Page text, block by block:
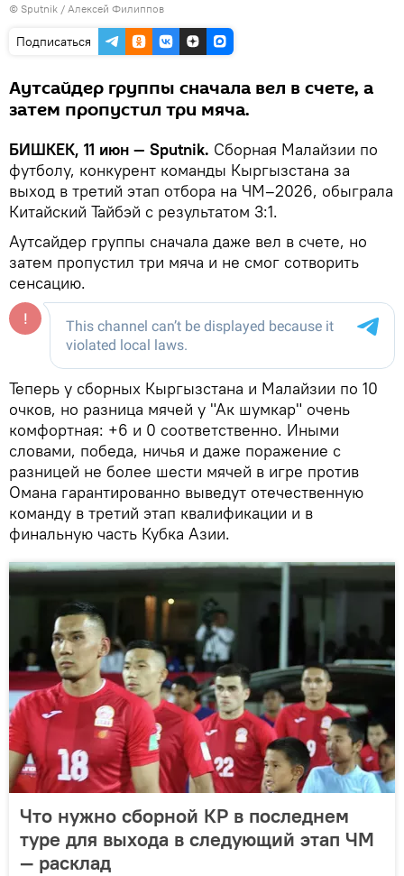
© Sputnik / Алексей Филиппов
Подписаться
Аутсайдер группы сначала вел в счете, а
затем пропустил три мяча.
БИШКЕК, 11 июн — Sputnik. Сборная Малайзии по
футболу, конкурент команды Кыргызстана за
выход в третий этап отбора на ЧМ–2026, обыграла
Китайский Тайбэй с результатом 3:1.
Аутсайдер группы сначала даже вел в счете, но
затем пропустил три мяча и не смог сотворить
сенсацию.
Теперь у сборных Кыргызстана и Малайзии по 10
очков, но разница мячей у "Ак шумкар" очень
комфортная: +6 и 0 соответственно. Иными
словами, победа, ничья и даже поражение с
разницей не более шести мячей в игре против
Омана гарантированно выведут отечественную
команду в третий этап квалификации и в
финальную часть Кубка Азии.
Что нужно сборной КР в последнем
туре для выхода в следующий этап ЧМ
— расклад